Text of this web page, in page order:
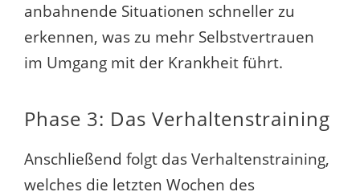
anbahnende Situationen schneller zu
erkennen, was zu mehr Selbstvertrauen
im Umgang mit der Krankheit führt.
Phase 3: Das Verhaltenstraining
Anschließend folgt das Verhaltenstraining,
welches die letzten Wochen des